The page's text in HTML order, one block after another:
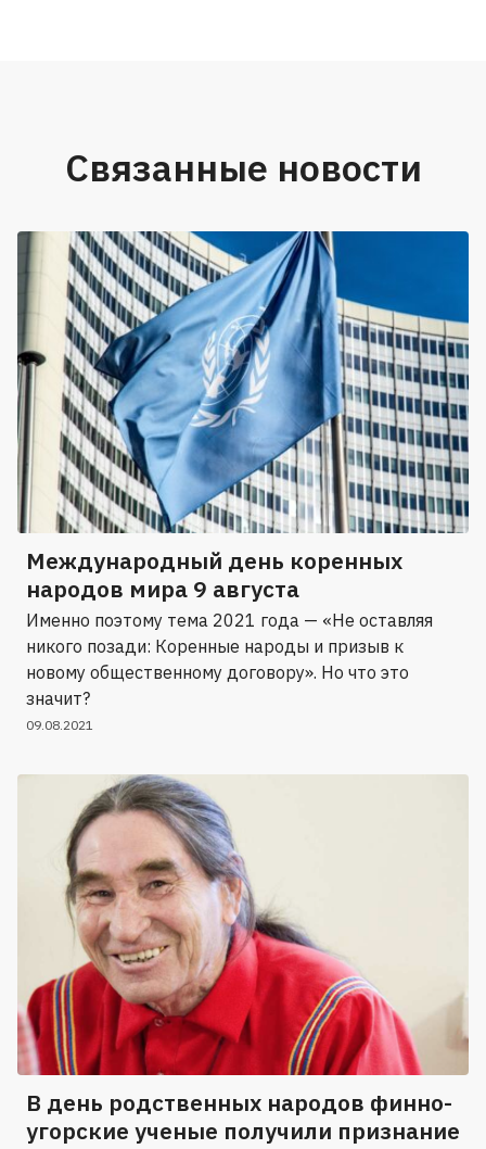
Связанные новости
Международный день коренных
народов мира 9 августа
Именно поэтому тема 2021 года — «Не оставляя
никого позади: Коренные народы и призыв к
новому общественному договору». Но что это
значит?
09.08.2021
В день родственных народов финно-
угорские ученые получили признание